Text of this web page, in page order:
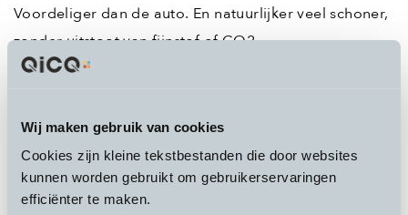
Wij maken gebruik van cookies
Cookies zijn kleine tekstbestanden die door websites
kunnen worden gebruikt om gebruikerservaringen
efficiënter te maken.
Voordeliger dan de auto. En natuurlijker veel schoner,
zonder uitstoot van fijnstof of CO2.
pedelec ook fit. Zo begin je je dag pas echt goed. Je
hebt geen last meer van files of overvolle treinen en
bussen en komt gewoon zorgeloos op het werk aan.